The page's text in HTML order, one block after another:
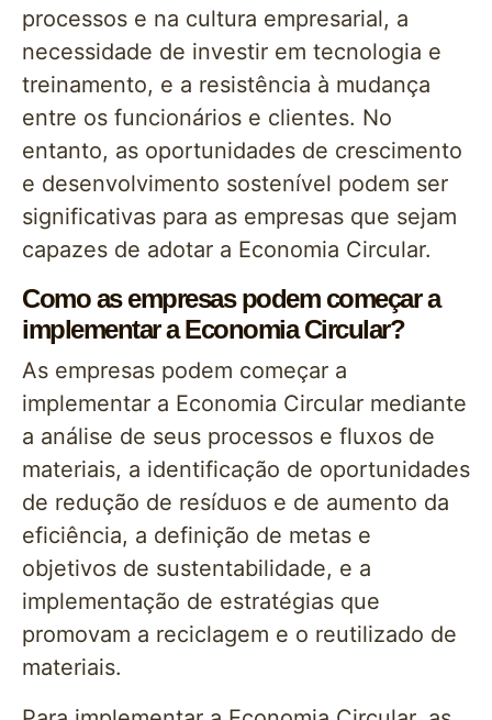
processos e na cultura empresarial, a
necessidade de investir em tecnologia e
treinamento, e a resistência à mudança
entre os funcionários e clientes. No
entanto, as oportunidades de crescimento
e desenvolvimento sostenível podem ser
significativas para as empresas que sejam
capazes de adotar a Economia Circular.
Como as empresas podem começar a
implementar a Economia Circular?
As empresas podem começar a
implementar a Economia Circular mediante
a análise de seus processos e fluxos de
materiais, a identificação de oportunidades
de redução de resíduos e de aumento da
eficiência, a definição de metas e
objetivos de sustentabilidade, e a
implementação de estratégias que
promovam a reciclagem e o reutilizado de
materiais.